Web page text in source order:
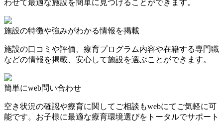
わせて最適な施設を簡単に見つけることができます。
施設の特徴や強みがわかる情報を掲載
施設の口コミや評価、療育プログラム内容や在籍する専門職
などの情報を掲載、安心して施設を選ぶことができます。
簡単にweb問い合わせ
空き状況の確認や療育に関してご相談もwebにてご気軽に可
能です。お子様に最適な療育環境選びをトータルでサポート